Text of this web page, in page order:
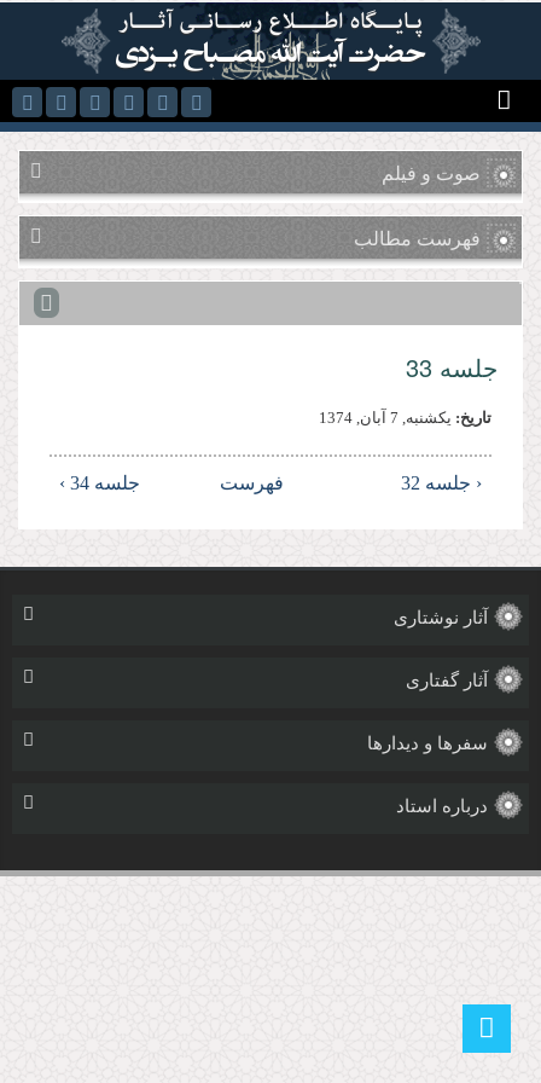
رفتن به محتوای اصلی
صوت و فیلم
فهرست مطالب
جلسه 33
تاریخ: يكشنبه, 7 آبان, 1374
‹ جلسه 32 فهرست جلسه 34 ›
آثار نوشتاری
آثار گفتاری
سفرها و دیدارها
درباره استاد